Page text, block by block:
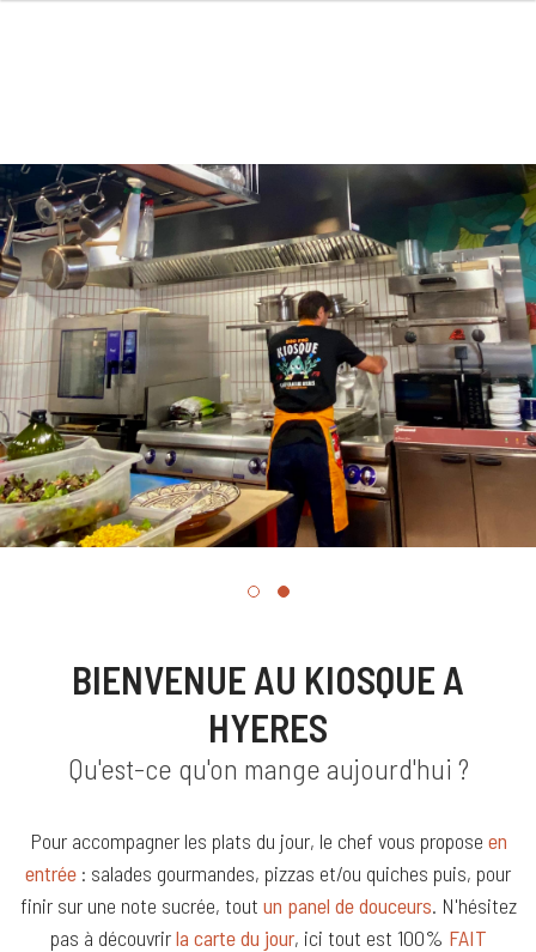
BIENVENUE AU KIOSQUE A
HYERES
Qu'est-ce qu'on mange aujourd'hui ?
Pour accompagner les plats du jour, le chef vous propose en
entrée : salades gourmandes, pizzas et/ou quiches puis, pour
finir sur une note sucrée, tout un panel de douceurs. N'hésitez
pas à découvrirla carte du jour, ici tout est 100% FAIT